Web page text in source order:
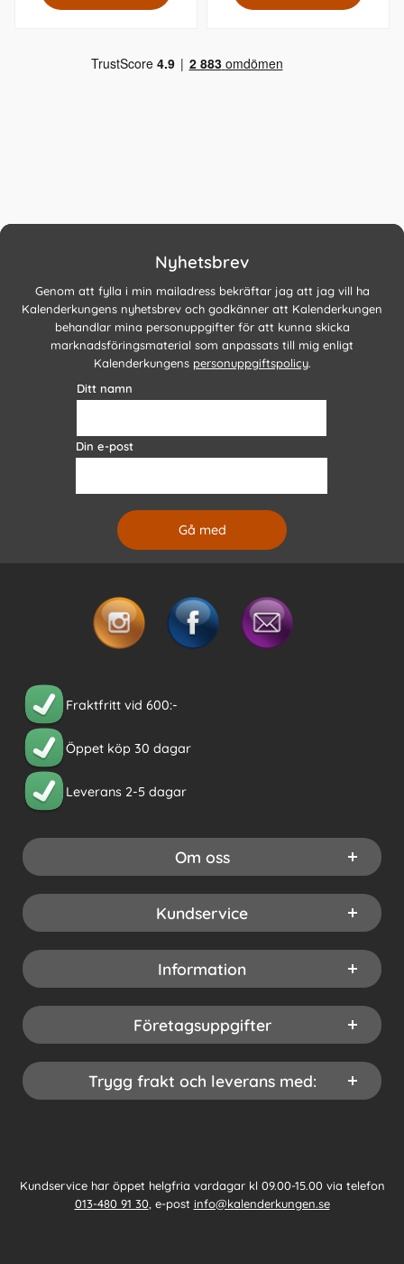
Nyhetsbrev
Genom att fylla i min mailadress bekräftar jag att jag vill ha
Kalenderkungens nyhetsbrev och godkänner att Kalenderkungen
behandlar mina personuppgifter för att kunna skicka
marknadsföringsmaterial som anpassats till mig enligt
Kalenderkungens personuppgiftspolicy.
Ditt namn
Din e-post
Fraktfritt vid 600:-
Öppet köp 30 dagar
Leverans 2-5 dagar
Om oss
Kundservice
Information
Företagsuppgifter
Trygg frakt och leverans med:
Kundservice har öppet helgfria vardagar kl 09.00-15.00 via telefon
013-480 91 30, e-post info@kalenderkungen.se